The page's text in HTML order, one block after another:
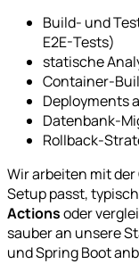
Build- und
E2E-Tests)
statische
Container-
Deployments
Datenbank-
Rollback-
Wir arbeiten mit
Setup passt,
Actionsoder
sauber an unsere
und Spring Boot